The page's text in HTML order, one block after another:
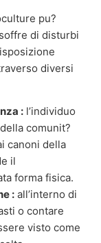
pu?
di disturbi
diversi
: l’individuo
comunit?
canoni della
il
forma fisica.
: all’interno di
o contare
visto come